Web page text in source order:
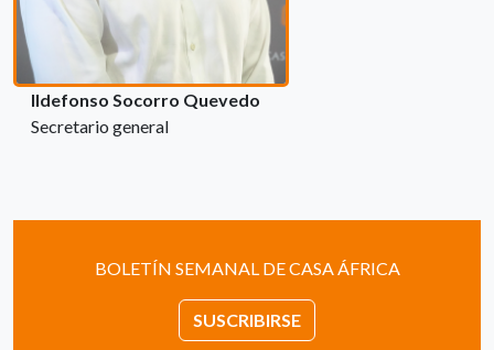
Ildefonso Socorro Quevedo
Secretario general
BOLETÍN SEMANAL DE CASA ÁFRICA
SUSCRIBIRSE